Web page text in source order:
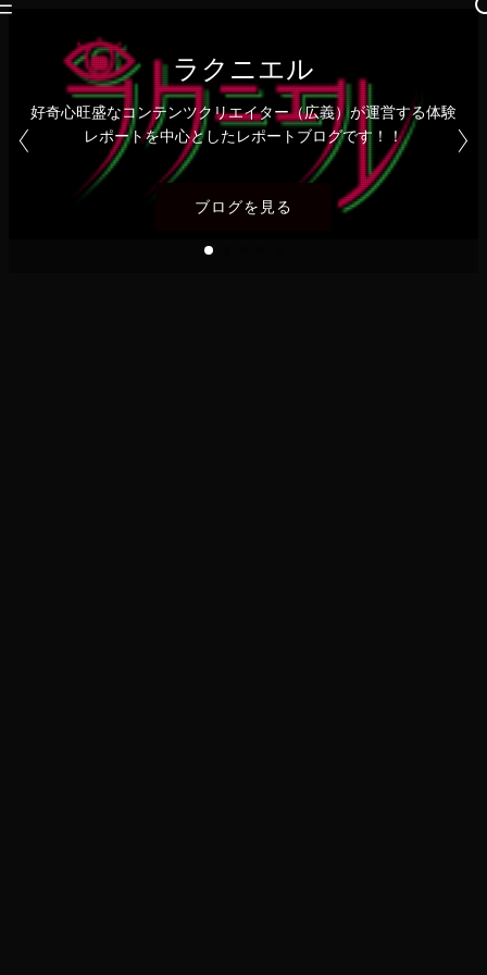
ラクニエル
好奇心旺盛なコンテンツクリエイター（広義）が運営する体験
レポートを中心としたレポートブログです！！
ブログを見る